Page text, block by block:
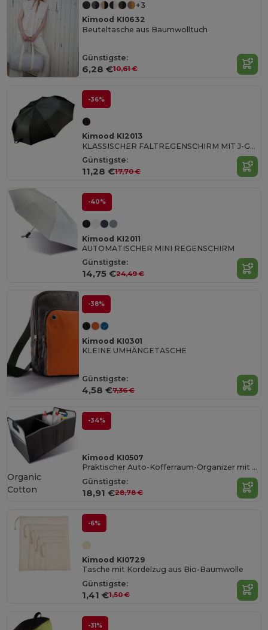
+3
Kimood KI0632
Beuteltasche aus Baumwolltuch
Günstigste:
6,28 €10,61 €
-36%
Kimood KI2013
KLASSISCHER FALTREGENSCHIRM MIT J-GRIFF
Günstigste:
11,28 €17,70 €
-40%
Kimood KI2011
AUTOMATISCHER MINI REGENSCHIRM
Günstigste:
14,75 €24,49 €
-38%
Kimood KI0301
KLEINE UMHÄNGETASCHE
Günstigste:
4,58 €7,36 €
-34%
Kimood KI0507
Praktischer Auto-Kofferraum-Organizer mit Fächern
Günstigste:
18,91 €28,78 €
Organic
Cotton
-6%
Kimood KI0729
Tasche mit Kordelzug aus Bio-Baumwolle
Günstigste:
1,41 €1,50 €
-31%